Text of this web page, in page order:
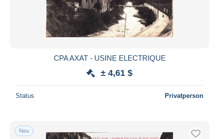
CPA AXAT - USINE ELECTRIQUE
± 4,61 $
Status Privatperson
Neu